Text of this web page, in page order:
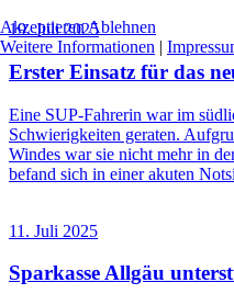
19. Juli 2025
Erster Einsatz für das
Eine SUP-Fahrerin war im
Schwierigkeiten geraten.
Windes war sie nicht mehr in
befand sich in einer akuten
11. Juli 2025
Sparkasse Allgäu
AkzeptierenAblehnen
Weitere Informationen |